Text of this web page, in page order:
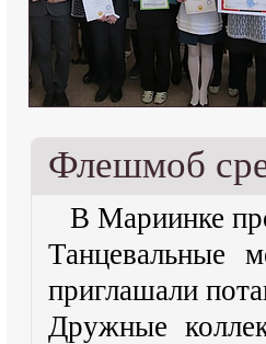
Флешмоб
В Мариинке
Танцевальные
приглашали
Дружные